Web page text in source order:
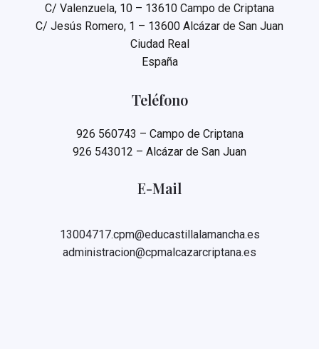
C/ Valenzuela, 10 – 13610 Campo de Criptana
C/ Jesús Romero, 1 – 13600 Alcázar de San Juan
Ciudad Real
España
Teléfono
926 560743 – Campo de Criptana
926 543012 – Alcázar de San Juan
E-Mail
13004717.cpm@educastillalamancha.es
administracion@cpmalcazarcriptana.es